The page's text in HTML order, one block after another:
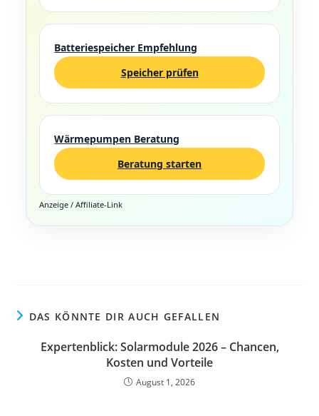
Batteriespeicher Empfehlung
Speicher prüfen
Wärmepumpen Beratung
Beratung starten
Anzeige / Affiliate-Link
DAS KÖNNTE DIR AUCH GEFALLEN
Expertenblick: Solarmodule 2026 – Chancen,
Kosten und Vorteile
August 1, 2026